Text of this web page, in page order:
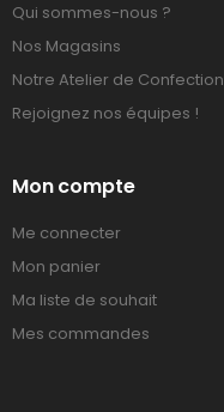
Qui sommes-nous ?
Nos Magasins
Notre Atelier de Confection
Rejoignez nos équipes !
Mon compte
Me connecter
Mon panier
Ma liste de souhait
Mes commandes